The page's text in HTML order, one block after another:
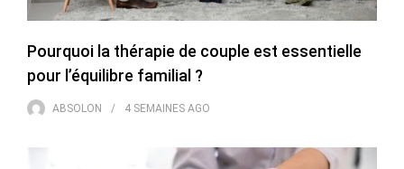
Pourquoi la thérapie de couple est essentielle
pour l’équilibre familial ?
ABSOLON 4 SEMAINES AGO